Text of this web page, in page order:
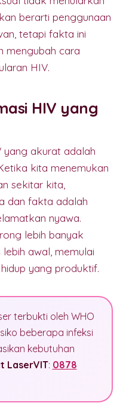
berarti penggunaan
tetapi fakta ini
mengubah cara
HIV.
HIV yang
yang akurat adalah
kita menemukan
sekitar kita,
dan fakta adalah
nyawa.
lebih banyak
awal, memulai
yang produktif.
terbukti oleh WHO
beberapa infeksi
kebutuhan
LaserVIT: 0878